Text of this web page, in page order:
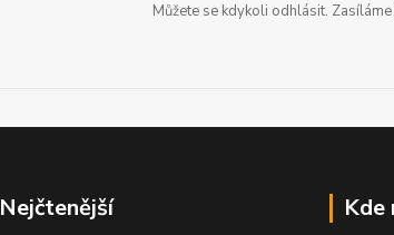
Můžete se kdykoli odhlásit.
Nejčtenější Kde